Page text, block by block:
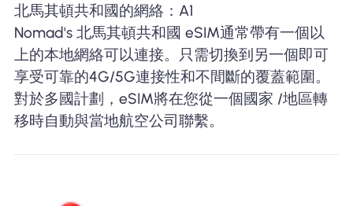
北馬其頓共和國的網絡：A1
Nomad's 北馬其頓共和國 eSIM通常帶有一個以
上的本地網絡可以連接。只需切換到另一個即可
享受可靠的4G/5G連接性和不間斷的覆蓋範圍。
對於多國計劃，eSIM將在您從一個國家 /地區轉
移時自動與當地航空公司聯繫。